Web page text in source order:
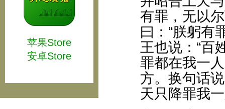
苹果Store
安卓Store
有罪，无以
曰：“朕躬有
王也说：“百
罪都在我一
方。换句话
天只降罪我